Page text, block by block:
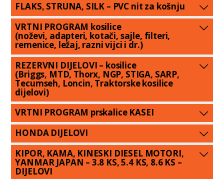
FLAKS, STRUNA, SILK – PVC nit za košnju
VRTNI PROGRAM kosilice
(noževi, adapteri, kotači, sajle, filteri,
remenice, ležaj, razni vijci i dr.)
REZERVNI DIJELOVI – kosilice
(Briggs, MTD, Thorx, NGP, STIGA, SARP,
Tecumseh, Loncin, Traktorske kosilice
dijelovi)
VRTNI PROGRAM prskalice KASEI
HONDA DIJELOVI
KIPOR, KAMA, KINESKI DIESEL MOTORI,
YANMAR JAPAN – 3.8 KS, 5.4 KS, 8.6 KS –
DIJELOVI